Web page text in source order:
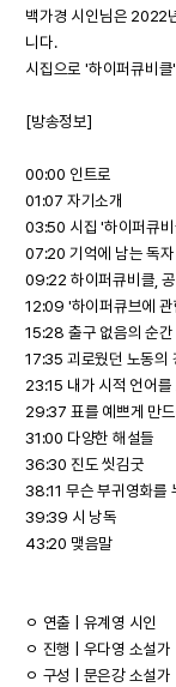
백가경 시인님은 2022
니다.
시집으로 '하이퍼큐비
[방송정보]
00:00 인트로
01:07 자기소개
03:50 시집 '하이퍼큐
07:20 기억에 남는 독
09:22 하이퍼큐비클,
12:09 '하이퍼큐브에 관
15:28 출구 없음의 순간
17:35 괴로웠던 노동의
23:15 내가 시적 언어를
29:37 표를 예쁘게 만
31:00 다양한 해설들
36:30 진도 씻김굿
38:11 무슨 부귀영화를
39:39 시 낭독
43:20 맺음말
ㅇ 연출 | 유계영 시인
ㅇ 진행 | 우다영 소설가
ㅇ 구성 | 문은강 소설가